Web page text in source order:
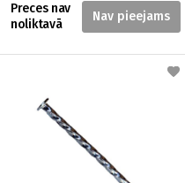
Preces nav
noliktavā